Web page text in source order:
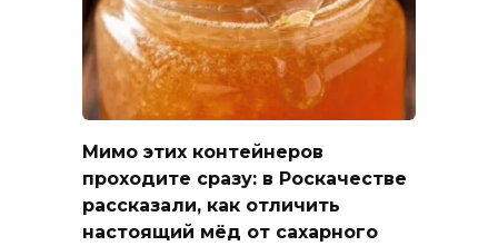
Мимо этих контейнеров
проходите сразу: в Роскачестве
рассказали, как отличить
настоящий мёд от сахарного